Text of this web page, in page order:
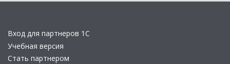
Вход для партнеров 1С
Учебная версия
Стать партнером